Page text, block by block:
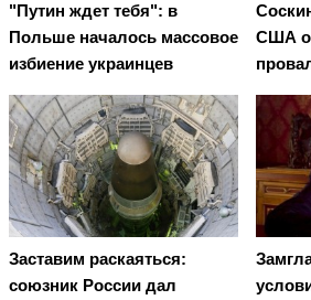
"Путин ждет тебя": в
Польше началось массовое
избиение украинцев
США
Заставим раскаяться:
союзник России дал